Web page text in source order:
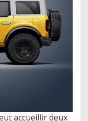
accueillir deux